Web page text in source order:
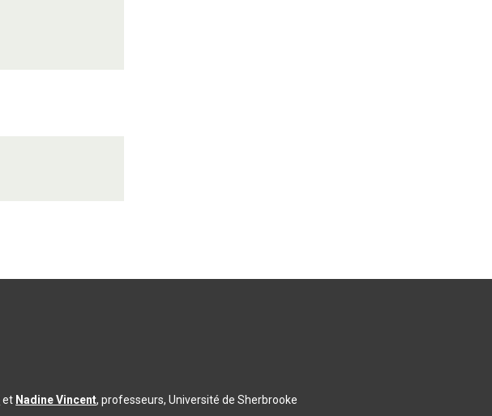
et Nadine Vincent, professeurs, Université de Sherbrooke